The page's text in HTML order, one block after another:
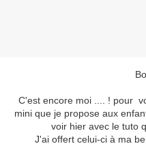
C'est encore moi .... ! pour
mini que je propose aux
voir hier avec le tuto
J'ai offert celui-ci à ma